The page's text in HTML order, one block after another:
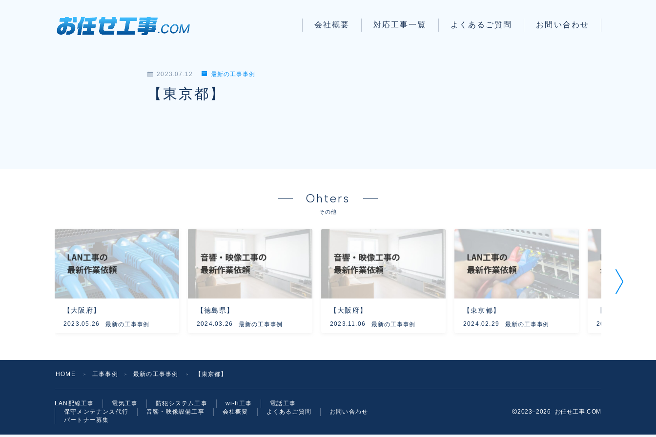
会社概要 対応工事一覧 よくあるご質問 お問い合わせ
2023.07.12 最新の工事事例
【東京都】
Ohters
その他
【大阪府】
2023.05.26 最新の工事事例
【徳島県】
2024.03.26 最新の工事事例
【大阪府】
2023.11.06 最新の工事事例
【東京都】
2024.02.29 最新の工事事例 2023.10.24
HOME ＞ 工事事例 ＞ 最新の工事事例 ＞ 【東京都】
LAN配線工事 電気工事 防犯システム工事 wi-fi工事
電話工事
保守メンテナンス代行
音響・映像設備工事 会社概要 よくあるご質問
お問い合わせ
パートナー募集
2023–2026 お任せ工事.COM